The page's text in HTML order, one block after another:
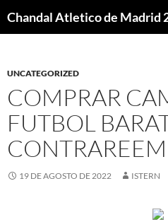
UNCATEGORIZED
COMPRAR
FUTBOL
19 DE AGOSTO DE 2022 ISTERN